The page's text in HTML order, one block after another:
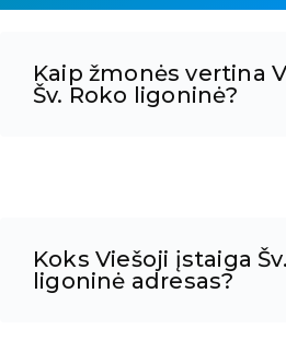
Kaip žmonės vertina
Šv. Roko ligoninė?
Koks Viešoji įstaiga
ligoninė adresas?